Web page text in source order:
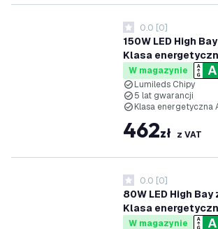
150W LED High
Klasa
192lm/W - 4000K -
Możliwość
0 Gwiazdki oceny
0.0 [0]
W magazynie
Lumileds Chipy
5 lat gwarancji
Klasa energetyczna
462zł z VAT
80W LED High Bay
Klasa
192lm/W - 4000K -
0 Gwiazdki oceny
0.0 [0]
W magazynie